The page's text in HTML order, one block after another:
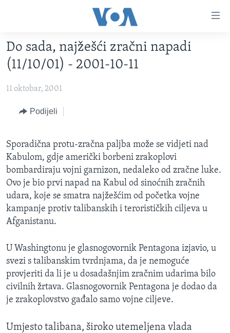
glavni
sadržaj
Pređi
na
navigaciju
na
pretragu
TV PROGRAM
VIDEO
FOTOGRAFIJE DANA
VIJESTI
BOSNA I HERCEGOVINA
SVIJET
SPECIJALNI PROJEKTI
KORUPCIJA
SLOBODA MEDIJA
ŽENSKA STRANA
IZBJEGLIČKA STRANA
O GLASU AMERIKE
Learning English
Do sada, najžešći zračni napadi
(11/10/01) - 2001-10-11
11 oktobar, 2001
Podijeli
Sporadična protu-zračna paljba može se vidjeti nad
Kabulom, gdje američki borbeni zrakoplovi
bombardiraju vojni garnizon, nedaleko od zračne luke.
Ovo je bio prvi napad na Kabul od sinoćnih zračnih
udara, koje se smatra najžešćim od početka vojne
kampanje protiv talibanskih i terorističkih ciljeva u
Afganistanu.
U Washingtonu je glasnogovornik Pentagona izjavio, u
svezi s talibanskim tvrdnjama, da je nemoguće
provjeriti da li je u dosadašnjim zračnim udarima bilo
civilnih žrtava. Glasnogovornik Pentagona je dodao da
je zrakoplovstvo gađalo samo vojne ciljeve.
Umjesto talibana, široko utemeljena vlada